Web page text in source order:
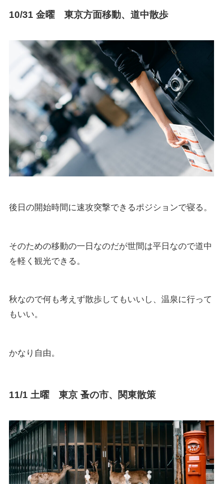
10/31 金曜東京方面移動、道中散歩
後日の開始時間に速攻突撃できるポジションで寝る。
そのための移動の一日なのだが世間は平日なので道中
を軽く観光できる。
秋なので何も考えず散歩してもいいし、温泉に行って
もいい。
かなり自由。
11/1 土曜 東京 蚤の市、関東散策